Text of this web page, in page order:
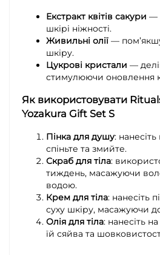
Екстракт квітів сакури —
шкірі ніжності.
Живильні олії —
шкіру.
Цукрові кристали —
стимулюючи оновлення
Як використовувати
Yozakura Gift Set S
Пінка для душу:
спіньте та змийте.
Скраб для тіла:
тиждень, масажуючи
водою.
Крем для тіла: нанесіть
суху шкіру, масажуючи
Олія для тіла: нанесіть
їй сяйва та